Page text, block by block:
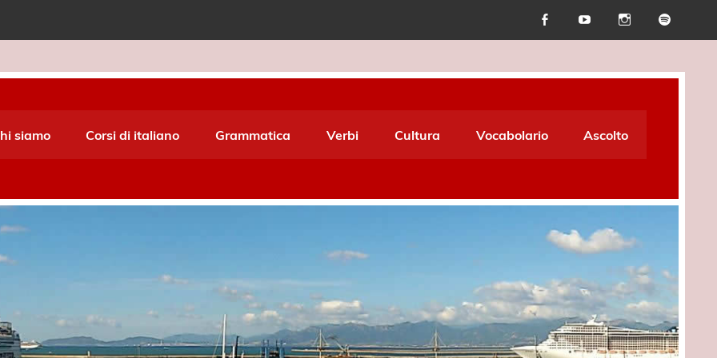
World Italiano
siamo Corsi di italiano Grammatica Verbi Cultura Vocabolario Ascolto